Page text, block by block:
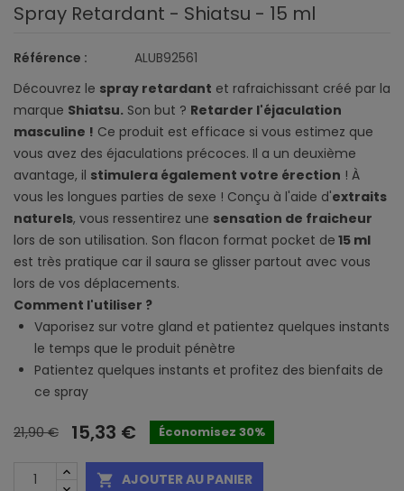
Spray Retardant - Shiatsu - 15 ml
Référence :
ALUB92561
Découvrez le spray retardant et rafraichissant créé par la
marque Shiatsu. Son but ? Retarder l'éjaculation
masculine ! Ce produit est efficace si vous estimez que
vous avez des éjaculations précoces. Il a un deuxième
avantage, il stimulera également votre érection ! À
vous les longues parties de sexe ! Conçu à l'aide d'extraits
naturels, vous ressentirez une sensation de fraicheur
lors de son utilisation. Son flacon format pocket de 15 ml
est très pratique car il saura se glisser partout avec vous
lors de vos déplacements.
Comment l'utiliser ?
Vaporisez sur votre gland et patientez quelques instants
le temps que le produit pénètre
Patientez quelques instants et profitez des bienfaits de
ce spray
21,90 € 15,33 € Économisez 30%
 AJOUTER AU PANIER